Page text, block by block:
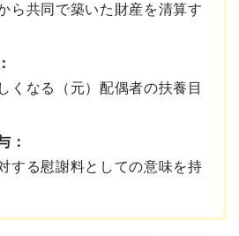
ら共同で築いた財産を清算す
くなる（元）配偶者の扶養目
：
する慰謝料としての意味を持